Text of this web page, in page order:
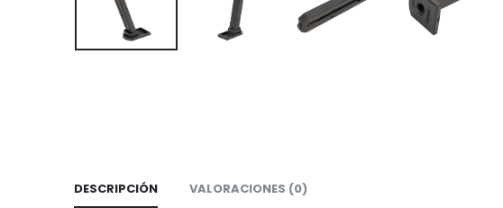
DESCRIPCIÓN VALORACIONES (0)